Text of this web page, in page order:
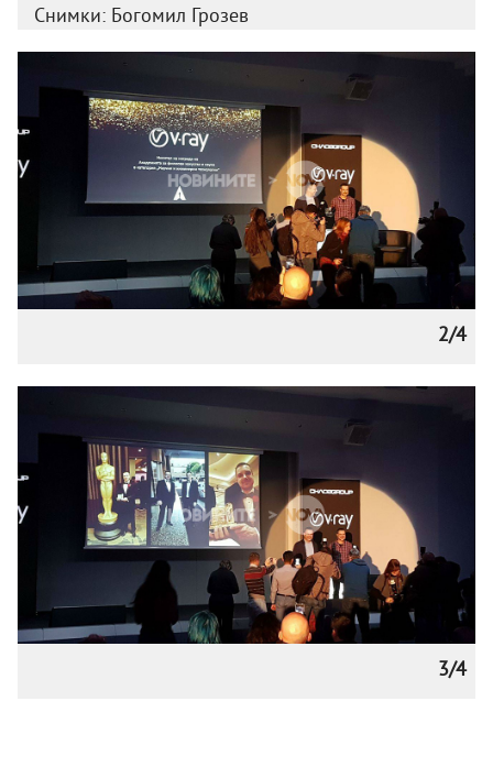
Снимки: Богомил Грозев
2/4
3/4